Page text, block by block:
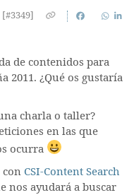
[#3349]
de contenidos para
2011. ¿Qué os gustaría
charla o taller?
en las que
ocurra
con CSI-Content Search
nos ayudará a buscar